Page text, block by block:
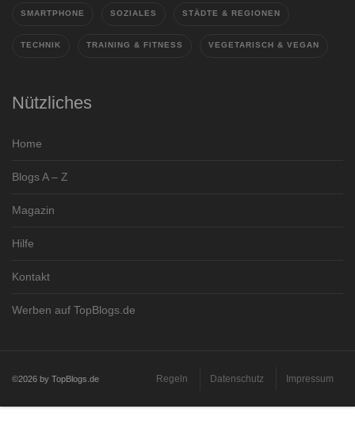
SMARTPHONE SOZIALES STÄDTE & REGIONEN
TECHNIK TRAINING & FITNESS VEGETARISCH & VEGAN
Nützliches
Home
Blogs A – Z
Magazin
Hilfe
Kontakt
Werben auf TopBlogs.de
©2026 by TopBlogs.de Regeln Datenschutz Impressum